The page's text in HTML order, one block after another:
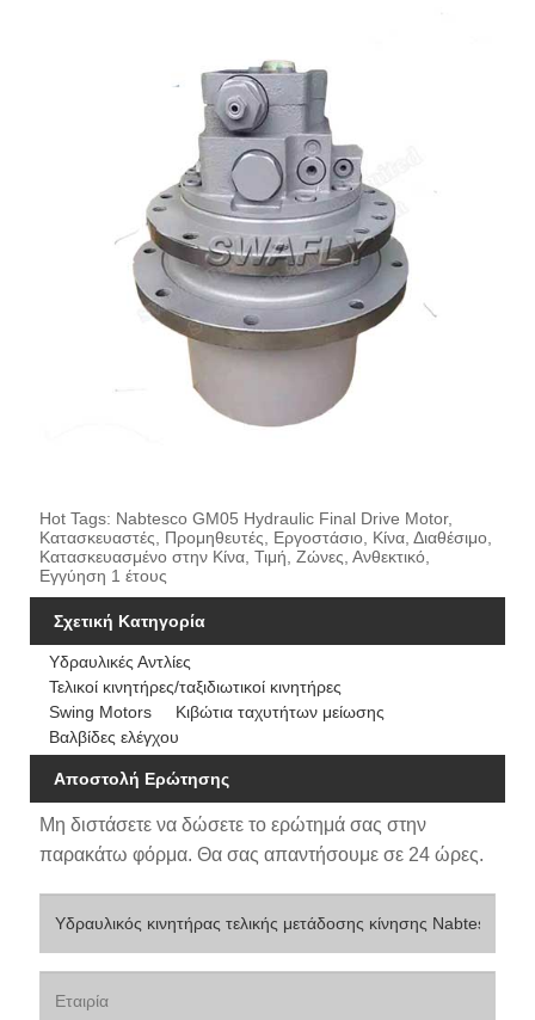
Hot Tags: Nabtesco GM05 Hydraulic Final Drive Motor,
Κατασκευαστές, Προμηθευτές, Εργοστάσιο, Κίνα, Διαθέσιμο,
Κατασκευασμένο στην Κίνα, Τιμή, Ζώνες, Ανθεκτικό,
Εγγύηση 1 έτους
Σχετική Κατηγορία
Υδραυλικές Αντλίες
Τελικοί κινητήρες/ταξιδιωτικοί κινητήρες
Swing Motors
Κιβώτια ταχυτήτων μείωσης
Βαλβίδες ελέγχου
Αποστολή Ερώτησης
Μη διστάσετε να δώσετε το ερώτημά σας στην
παρακάτω φόρμα. Θα σας απαντήσουμε σε 24 ώρες.